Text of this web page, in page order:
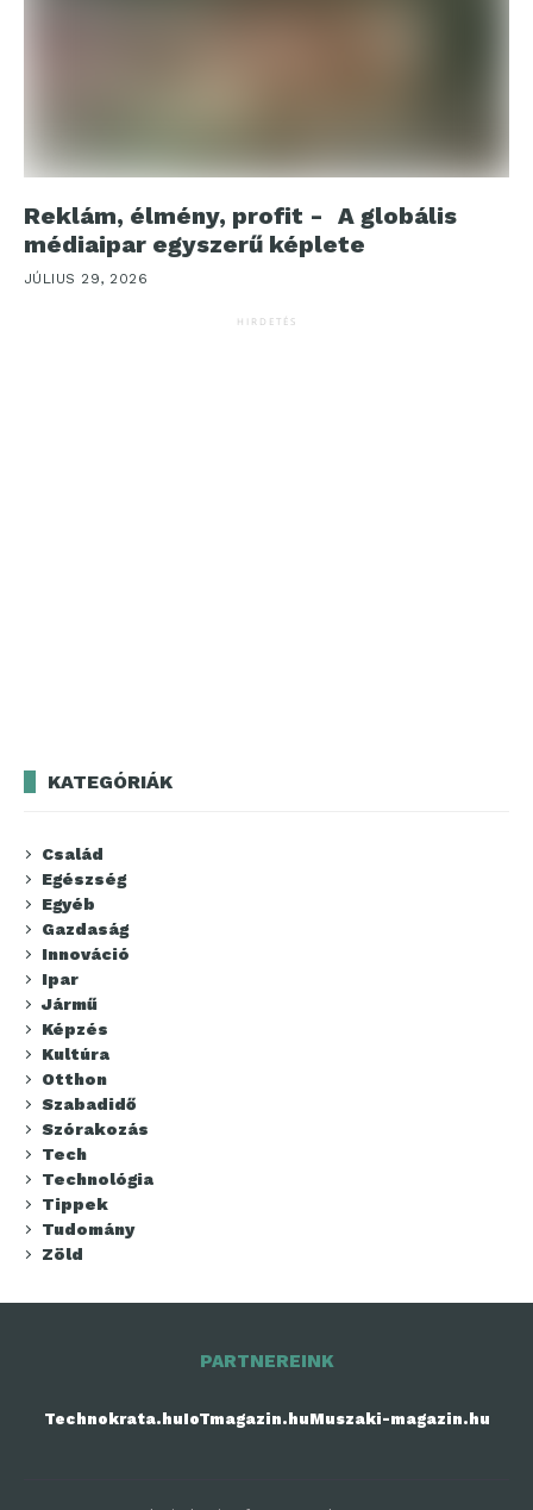
Reklám, élmény, profit - A globális
médiaipar egyszerű képlete
JÚLIUS 29, 2026
HIRDETÉS
KATEGÓRIÁK
Család
Egészség
Egyéb
Gazdaság
Innováció
Ipar
Jármű
Képzés
Kultúra
Otthon
Szabadidő
Szórakozás
Tech
Technológia
Tippek
Tudomány
Zöld
PARTNEREINK
Technokrata.huIoTmagazin.huMuszaki-magazin.hu